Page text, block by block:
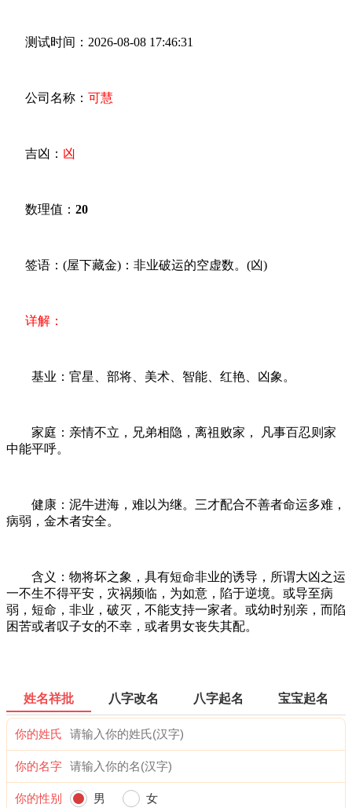
测试时间：2026-08-08 17:46:31
公司名称： 可慧
吉凶： 凶
数理值： 20
签语：(屋下藏金)：非业破运的空虚数。(凶)
详解：
基业：官星、部将、美术、智能、红艳、凶象。
家庭：亲情不立，兄弟相隐，离祖败家， 凡事百忍则家
中能平呼。
健康：泥牛进海，难以为继。三才配合不善者命运多难，
病弱，金木者安全。
含义：物将坏之象，具有短命非业的诱导，所谓大凶之运
一不生不得平安，灾祸频临，为如意，陷于逆境。或导至病
弱，短命，非业，破灭，不能支持一家者。或幼时别亲，而陷
困苦或者叹子女的不幸，或者男女丧失其配。
姓名祥批 八字改名 八字起名 宝宝起名
你的姓氏
你的名字
你的性别 男 女